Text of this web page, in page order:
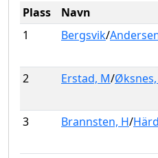
Plass Navn
1
Bergsvik/
2 Erstad, M/Øksnes,
3 Brannsten, H/